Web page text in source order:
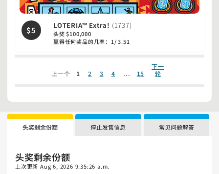
$5 LOTERIA™ Extra! (1737)
头奖 $100,000
赢得任何奖品的几率：1/ 3.51
上一个 1 2 3 4 ... 15
下一
轮
头奖剩余份额 停止发售信息 常见问题解答
头奖剩余份额
上次更新 Aug 6, 2026 9:35:26 a.m.